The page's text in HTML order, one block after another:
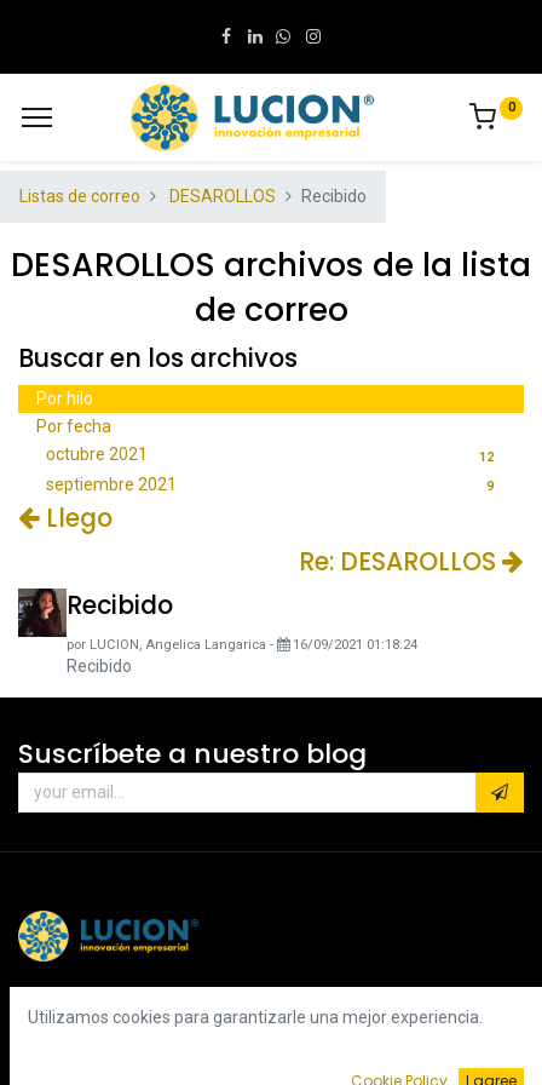
0
Listas de correo DESAROLLOS Recibido
DESAROLLOS archivos de la lista
de correo
Buscar en los archivos
Por hilo
Por fecha
octubre 2021
12
septiembre 2021 9
Llego
Re: DESAROLLOS
Recibido
por LUCION, Angelica Langarica - 16/09/2021 01:18:24
Recibido
Suscríbete a nuestro blog
Utilizamos cookies para garantizarle una mejor experiencia.
Cookie Policy I agree